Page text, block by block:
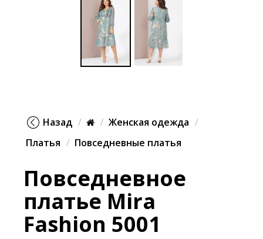
Назад
Женская одежда
Платья
Повседневные платья
Повседневное
платье Mira
Fashion 5001